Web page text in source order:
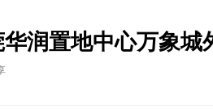
润置地中心万象城